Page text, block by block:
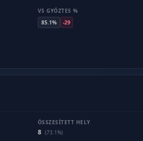
VS GYŐZTES %
85.1%
-29
ÖSSZESÍTETT HELY
8 (73.1%)